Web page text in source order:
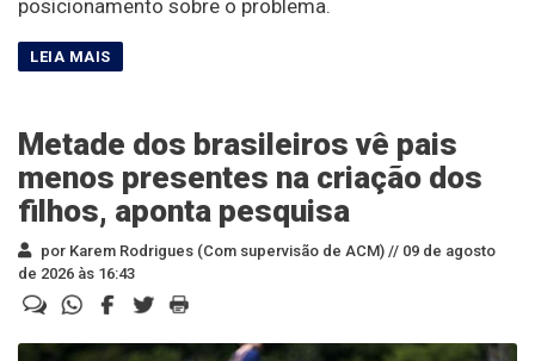
posicionamento sobre o problema.
Metade dos brasileiros vê pais
menos presentes na criação dos
filhos, aponta pesquisa
por Karem Rodrigues (Com supervisão de ACM) // 09 de agosto
de 2026 às 16:43